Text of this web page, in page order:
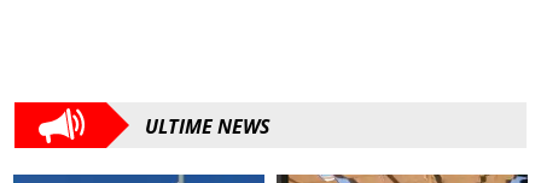
ULTIME NEWS